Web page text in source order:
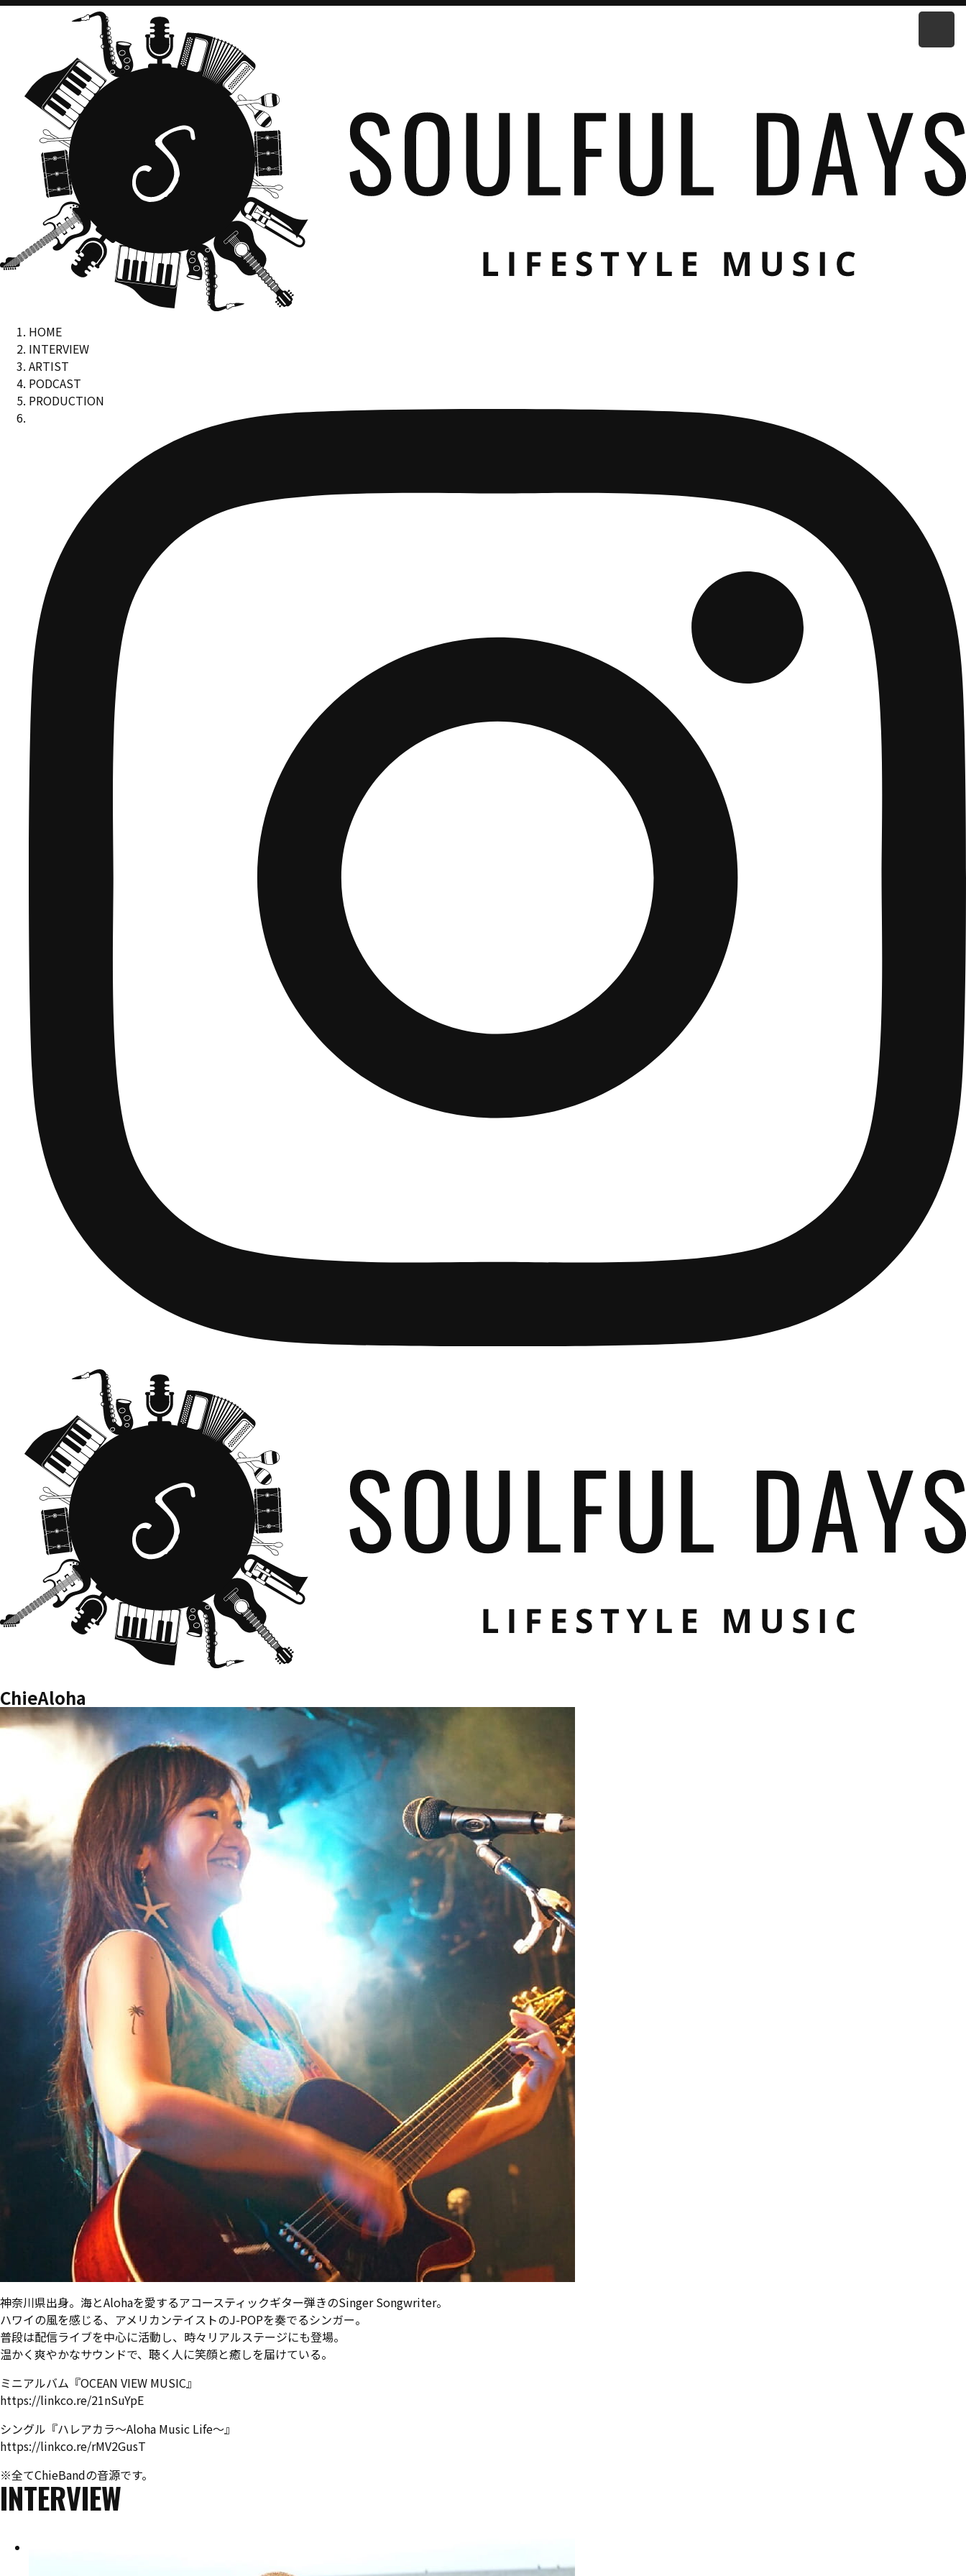
HOME
INTERVIEW
ARTIST
PODCAST
PRODUCTION
ChieAloha
神奈川県出身。海とAlohaを愛するアコースティックギター弾きのSinger Songwriter。
ハワイの風を感じる、アメリカンテイストのJ-POPを奏でるシンガー。
普段は配信ライブを中心に活動し、時々リアルステージにも登場。
温かく爽やかなサウンドで、聴く人に笑顔と癒しを届けている。
ミニアルバム『OCEAN VIEW MUSIC』
https://linkco.re/21nSuYpE
シングル『ハレアカラ〜Aloha Music Life〜』
https://linkco.re/rMV2GusT
※全てChieBandの音源です。
INTERVIEW